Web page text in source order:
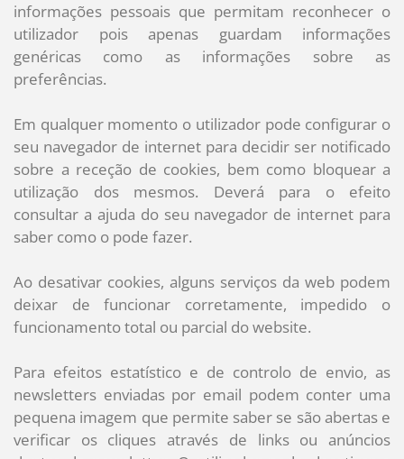
informações pessoais que permitam reconhecer o
utilizador pois apenas guardam informações
genéricas como as informações sobre as
preferências.
Em qualquer momento o utilizador pode configurar o
seu navegador de internet para decidir ser notificado
sobre a receção de cookies, bem como bloquear a
utilização dos mesmos. Deverá para o efeito
consultar a ajuda do seu navegador de internet para
saber como o pode fazer.
Ao desativar cookies, alguns serviços da web podem
deixar de funcionar corretamente, impedido o
funcionamento total ou parcial do website.
Para efeitos estatístico e de controlo de envio, as
newsletters enviadas por email podem conter uma
pequena imagem que permite saber se são abertas e
verificar os cliques através de links ou anúncios